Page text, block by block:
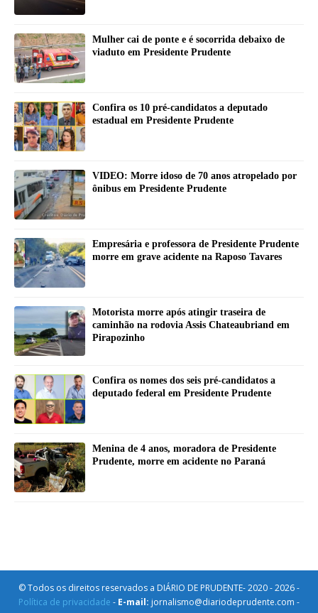
Mulher cai de ponte e é socorrida debaixo de
viaduto em Presidente Prudente
Confira os 10 pré-candidatos a deputado
estadual em Presidente Prudente
VIDEO: Morre idoso de 70 anos atropelado por
ônibus em Presidente Prudente
Empresária e professora de Presidente Prudente
morre em grave acidente na Raposo Tavares
Motorista morre após atingir traseira de
caminhão na rodovia Assis Chateaubriand em
Pirapozinho
Confira os nomes dos seis pré-candidatos a
deputado federal em Presidente Prudente
Menina de 4 anos, moradora de Presidente
Prudente, morre em acidente no Paraná
© Todos os direitos reservados a DIÁRIO DE PRUDENTE- 2020 - 2026 -
Política de privacidade - E-mail: jornalismo@diariodeprudente.com -